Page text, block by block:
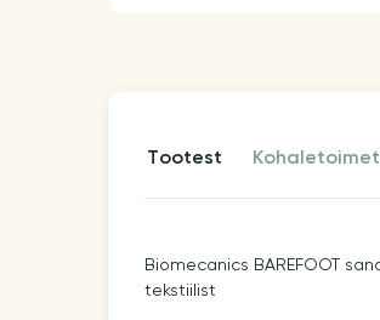
tootest
Biomecanics BAREFOOT
tekstiilist